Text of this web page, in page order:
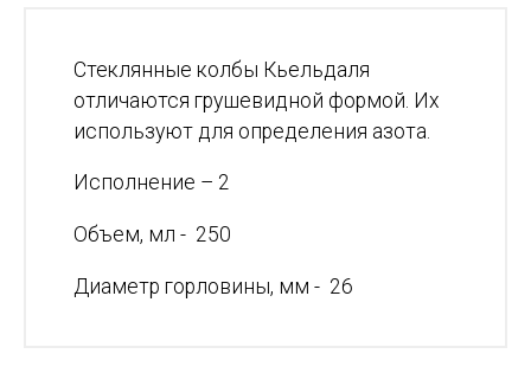
Стеклянные колбы Кьельдаля
отличаются грушевидной формой. Их
используют для определения азота.
Исполнение – 2
Объем, мл - 250
Диаметр горловины, мм - 26